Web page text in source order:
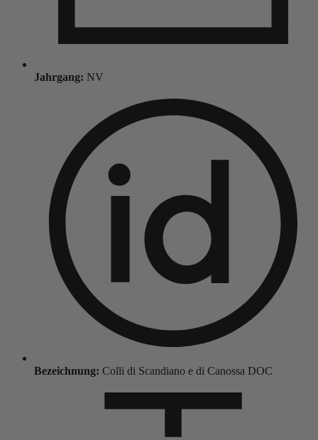
Jahrgang: NV
Bezeichnung: Colli di Scandiano e di Canossa DOC